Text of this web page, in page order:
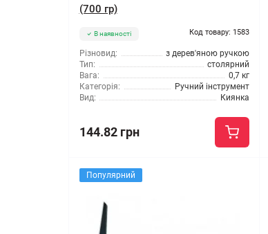
(700 гр)
В наявності Код товару: 1583
Різновид:
з дерев'яною ручкою
Тип:
столярний
Вага:
0,7 кг
Категорія:
Ручний інструмент
Вид:
Киянка
144.82 грн
Популярний